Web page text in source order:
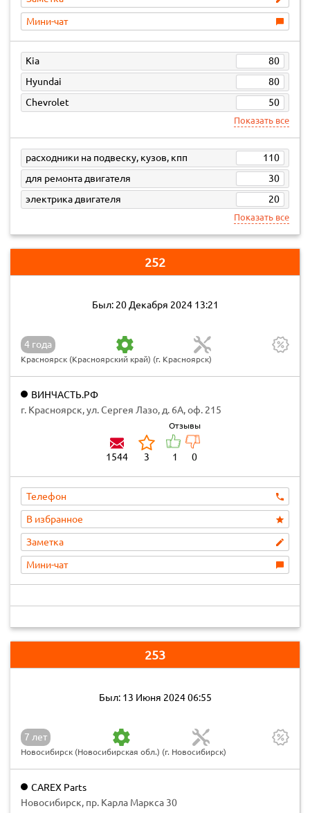
Мини-чат
Kia
80
Hyundai
80
Chevrolet
50
Показать все
расходники на подвеску, кузов, кпп
110
для ремонта двигателя
30
электрика двигателя
20
Показать все
252
Был: 20 Декабря 2024 13:21
4 года
Красноярск (Красноярский край) (г. Красноярск)
ВИНЧАСТЬ.РФ
г. Красноярск, ул. Сергея Лазо, д. 6А, оф. 215
1544 3
Отзывы
1 0
Телефон
В избранное
Заметка
Мини-чат
253
Был: 13 Июня 2024 06:55
7 лет
Новосибирск (Новосибирская обл.) (г. Новосибирск)
CAREX Parts
Новосибирск, пр. Карла Маркса 30